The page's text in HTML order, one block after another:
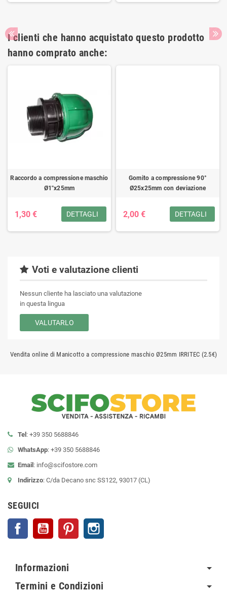
I clienti che hanno acquistato questo prodotto
hanno comprato anche:
Raccordo a compressione maschio
Ø1"x25mm
1,30 € DETTAGLI
Gomito a compressione 90°
Ø25x25mm con deviazione
2,00 € DETTAGLI
Voti e valutazione clienti
Nessun cliente ha lasciato una valutazione
in questa lingua
VALUTARLO
Vendita online di Manicotto a compressione maschio Ø25mm IRRITEC (2.5€)
Tel : +39 350 5688846
WhatsApp: +39 350 5688846
Email : info@scifostore.com
Indirizzo: C/da Decano snc SS122, 93017 (CL)
SEGUICI
Facebook YouTube Pinterest
Informazioni
Termini e Condizioni